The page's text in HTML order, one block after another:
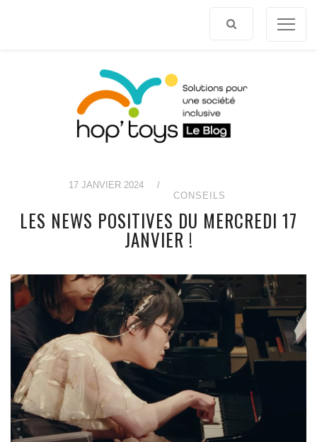
17 JANVIER 2024
/
CONSEILS
LES NEWS POSITIVES DU MERCREDI 17
JANVIER !